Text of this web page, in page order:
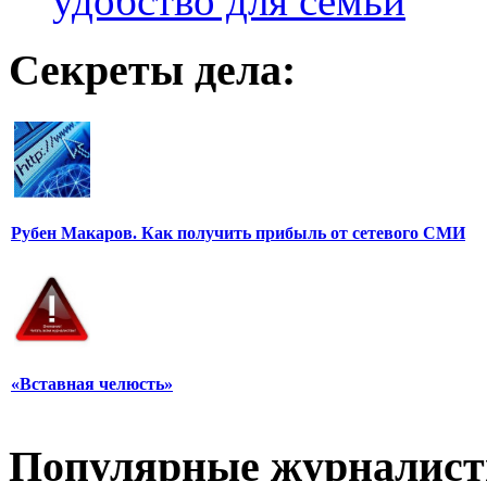
Секреты дела:
Рубен Макаров. Как получить прибыль от сетевого СМИ
«Вставная челюсть»
Популярные